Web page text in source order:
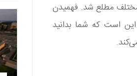
مختلف مطلع شد. فهمیدن
است که شما بدانید